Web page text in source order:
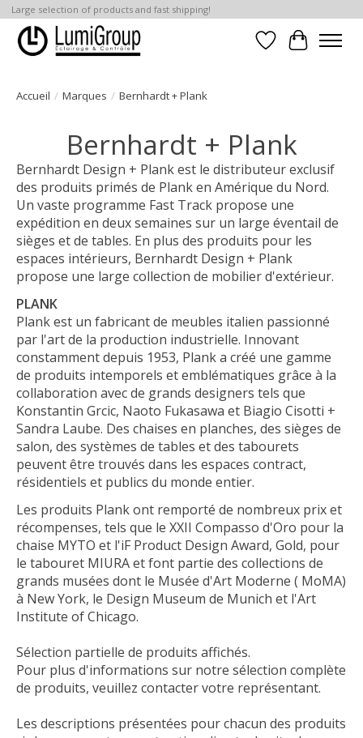
Large selection of products and fast shipping!
Liste dePanier
Accueil / Marques / Bernhardt + Plank
Bernhardt + Plank
Bernhardt Design + Plank est le distributeur exclusif
des produits primés de Plank en Amérique du Nord.
Un vaste programme Fast Track propose une
expédition en deux semaines sur un large éventail de
sièges et de tables. En plus des produits pour les
espaces intérieurs, Bernhardt Design + Plank
propose une large collection de mobilier d'extérieur.
PLANK
Plank est un fabricant de meubles italien passionné
par l'art de la production industrielle. Innovant
constamment depuis 1953, Plank a créé une gamme
de produits intemporels et emblématiques grâce à la
collaboration avec de grands designers tels que
Konstantin Grcic, Naoto Fukasawa et Biagio Cisotti +
Sandra Laube. Des chaises en planches, des sièges de
salon, des systèmes de tables et des tabourets
peuvent être trouvés dans les espaces contract,
résidentiels et publics du monde entier.
Les produits Plank ont remporté de nombreux prix et
récompenses, tels que le XXII Compasso d'Oro pour la
chaise MYTO et l'iF Product Design Award, Gold, pour
le tabouret MIURA et font partie des collections de
grands musées dont le Musée d'Art Moderne ( MoMA)
à New York, le Design Museum de Munich et l'Art
Institute of Chicago.
Sélection partielle de produits affichés.
Pour plus d'informations sur notre sélection complète
de produits, veuillez contacter votre représentant.
Les descriptions présentées pour chacun des produits